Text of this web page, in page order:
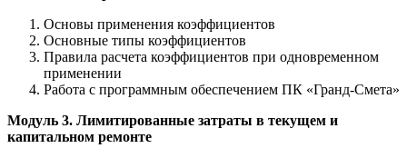
Основы применения коэффициентов
Основные типы коэффициентов
Правила расчета коэффициентов при одновременном
применении
Работа с программным обеспечением ПК «Гранд-Смета»
Модуль 3. Лимитированные затраты в текущем и
капитальном ремонте